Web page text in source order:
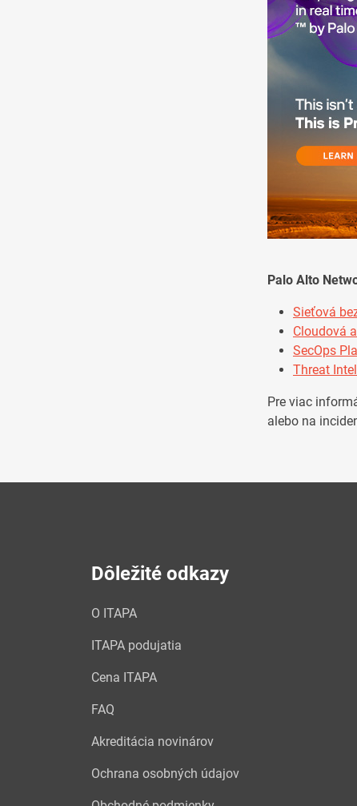
Palo Alto
Sieťová
Cloudová
SecOps
Threat
Pre viac
alebo na
Dôležité odkazy
O ITAPA
ITAPA podujatia
Cena ITAPA
FAQ
Akreditácia novinárov
Ochrana osobných údajov